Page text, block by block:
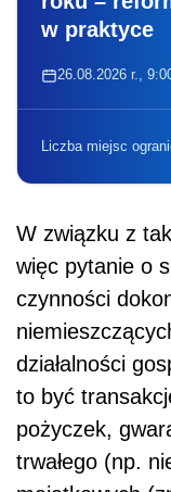
czynności
działalności
to być
pożyczek,
trwałego (np.
czy chociażby
spółki z o.o. w
Zapraszamy
Organy
płynące z
objęciem